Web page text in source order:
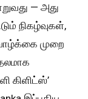
— அது
நிகழ்வுகள்,
முறை
கிளிட்ஸ்’